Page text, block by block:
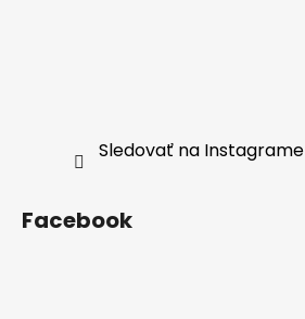
Sledovať na Instagrame
Facebook